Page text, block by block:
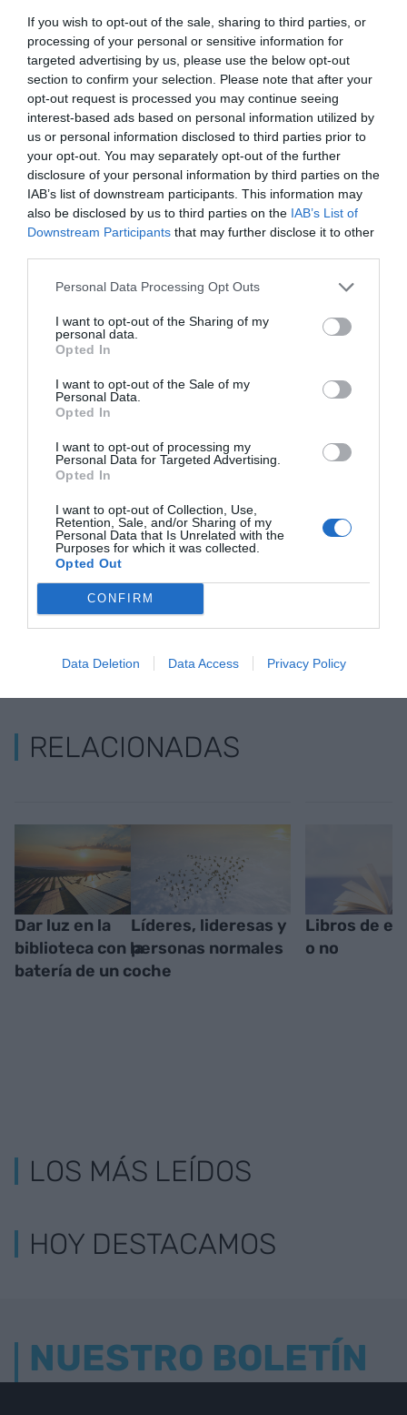
If you wish to opt-out of the sale, sharing to third parties, or
processing of your personal or sensitive information for
targeted advertising by us, please use the below opt-out
section to confirm your selection. Please note that after your
opt-out request is processed you may continue seeing
interest-based ads based on personal information utilized by
us or personal information disclosed to third parties prior to
your opt-out. You may separately opt-out of the further
disclosure of your personal information by third parties on the
IAB’s list of downstream participants. This information may
also be disclosed by us to third parties on the IAB’s List of
Downstream Participants that may further disclose it to other
Personal Data Processing Opt Outs
I want to opt-out of the Sharing of my
personal data.
Opted In
I want to opt-out of the Sale of my
Personal Data.
Opted In
I want to opt-out of processing my
Personal Data for Targeted Advertising.
Opted In
I want to opt-out of Collection, Use,
Retention, Sale, and/or Sharing of my
Personal Data that Is Unrelated with the
Purposes for which it was collected.
Opted Out
CONFIRM
Data Deletion Data Access Privacy Policy
de radioque servirá como radio comunitaria de la
red de bibliotecas de la diputación de Barcelona y
llama Radio Macondo en honor al pueblo ficticio
donde se sitúan algunas de las novelas de García
Márquez.
El espacio infantil tiene unas gradas de madera y
unas almohadas para que los niños puedan jugar
y leer. La sala se llama Habitación de las
sensaciones porque está dotada de elementos
el objetivo de poder poner efectos de ambiente -
como aire frío o caliente- cuando se realicen
actividades de lectura de cuentos o libros. Gran
el techo también hay ventanas que amplían la
luminosidad del edificio.
Añadir
Mantente informado con las últimas noticias de
actualidad
ACTIVAR AHORA
RELACIONADAS
Dar luz en la
biblioteca con la
batería de un coche
Líderes, lideresas y
personas normales
Libros de
o no
LOS MÁS LEÍDOS
HOY DESTACAMOS
NUESTRO BOLETÍN